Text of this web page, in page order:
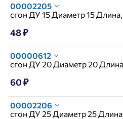
00002205
сгон ДУ 15 Диаметр 15
48 ₽
00000612
сгон ДУ 20 Диаметр 20
60 ₽
00002206
сгон ДУ 25 Диаметр 25